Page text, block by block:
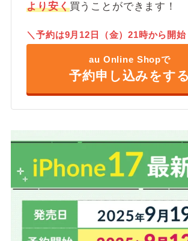
より安く買うことができます！
＼予約は9月12日（金）21時から開始
au Online Shopで
予約申し込みをする